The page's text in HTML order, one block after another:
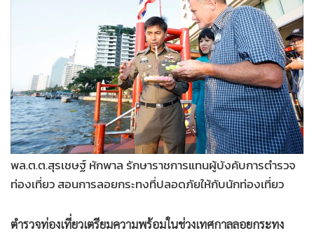
Management & HR
Infographic
• การเมือง
• ท่องเที่ยว
• กีฬา
• ต่างประเทศ
Special Scoop
• จีน
พล.ต.ต.สุรเชษฐ์ หักพาล รักษาราชการแทนผู้บังคับการตำรวจ
ท่องเที่ยว สอนการลอยกระทงที่ปลอดภัยให้กับนักท่องเที่ยว
ตำรวจท่องเที่ยวเตรียมความพร้อมในช่วงเทศกาลลอยกระทง